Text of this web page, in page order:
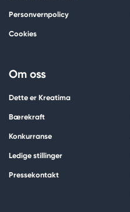
Personvernpolicy
Cookies
Om oss
Dette er Kreatima
Bærekraft
Konkurranse
Ledige stillinger
Pressekontakt